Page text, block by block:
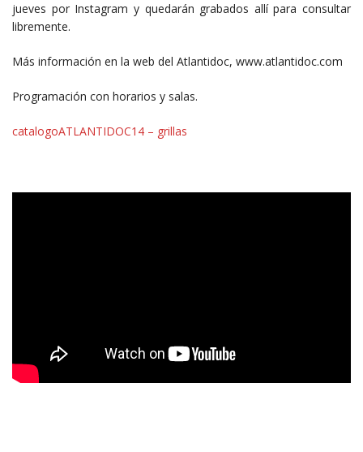
jueves por Instagram y quedarán grabados allí para consultar
libremente.
Más información en la web del Atlantidoc, www.atlantidoc.com
Programación con horarios y salas.
catalogoATLANTIDOC14 – grillas